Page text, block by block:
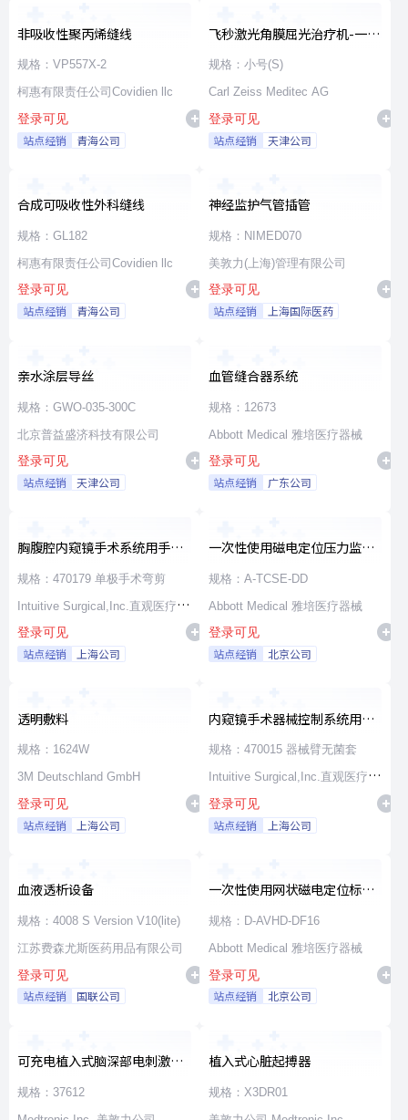
非吸收性聚丙烯缝线
规格：VP557X-2
柯惠有限责任公司Covidien llc
登录可见
站点经销 青海公司
飞秒激光角膜屈光治疗机-一次
性使用无菌治疗包
规格：小号(S)
Carl Zeiss Meditec AG
登录可见
站点经销 天津公司
合成可吸收性外科缝线
规格：GL182
柯惠有限责任公司Covidien llc
登录可见
站点经销 青海公司
神经监护气管插管
规格：NIMED070
美敦力(上海)管理有限公司
登录可见
站点经销 上海国际医药
亲水涂层导丝
规格：GWO-035-300C
北京普益盛济科技有限公司
登录可见
站点经销 天津公司
血管缝合器系统
规格：12673
Abbott Medical 雅培医疗器械
登录可见
站点经销 广东公司
胸腹腔内窥镜手术系统用手术
器械
规格：470179 单极手术弯剪
Intuitive Surgical,Inc.直观医疗公
司
登录可见
站点经销 上海公司
一次性使用磁电定位压力监测
消融导管
规格：A-TCSE-DD
Abbott Medical 雅培医疗器械
登录可见
站点经销 北京公司
透明敷料
规格：1624W
3M Deutschland GmbH
登录可见
站点经销 上海公司
内窥镜手术器械控制系统用无
源器械和附件
规格：470015 器械臂无菌套
Intuitive Surgical,Inc.直观医疗公
司
登录可见
站点经销 上海公司
血液透析设备
规格：4008 S Version V10(lite)
江苏费森尤斯医药用品有限公司
登录可见
站点经销 国联公司
一次性使用网状磁电定位标测
导管
规格：D-AVHD-DF16
Abbott Medical 雅培医疗器械
登录可见
站点经销 北京公司
可充电植入式脑深部电刺激脉
冲发生器套件
规格：37612
植入式心脏起搏器
规格：X3DR01